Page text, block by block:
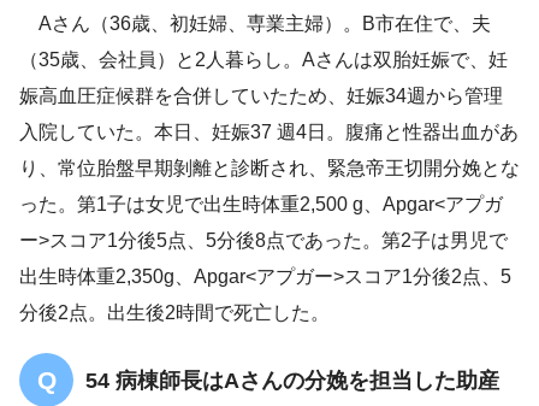
＜適応基準＞
第2子は出生後2時間
生後すぐは生きていた
早期
新生児死亡
Aさん（36歳、初妊婦、専業主婦）。B市在住で、夫
（35歳、会社員）と2人暮らし。Aさんは双胎妊娠で、妊
娠高血圧症候群を合併していたため、妊娠34週から管理
入院していた。本日、妊娠37 週4日。腹痛と性器出血があ
り、常位胎盤早期剝離と診断され、緊急帝王切開分娩とな
った。第1子は女児で出生時体重2,500 g、Apgar<アプガ
ー>スコア1分後5点、5分後8点であった。第2子は男児で
出生時体重2,350g、Apgar<アプガー>スコア1分後2点、5
分後2点。出生後2時間で死亡した。
54 病棟師長はAさんの分娩を担当した助産